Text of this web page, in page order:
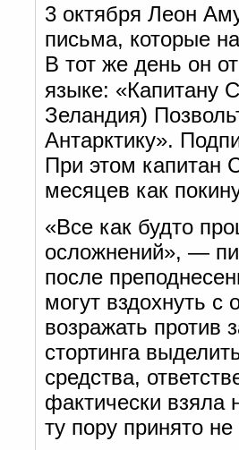
3 октября Леон
письма, которые
В тот же день он
языке: «Капитану
Зеландия)
Антарктику».
При этом капитан
месяцев как
«Все как будто
осложнений», —
после
могут вздохнуть
возражать против
стортинга
средства,
фактически взяла
ту пору принято